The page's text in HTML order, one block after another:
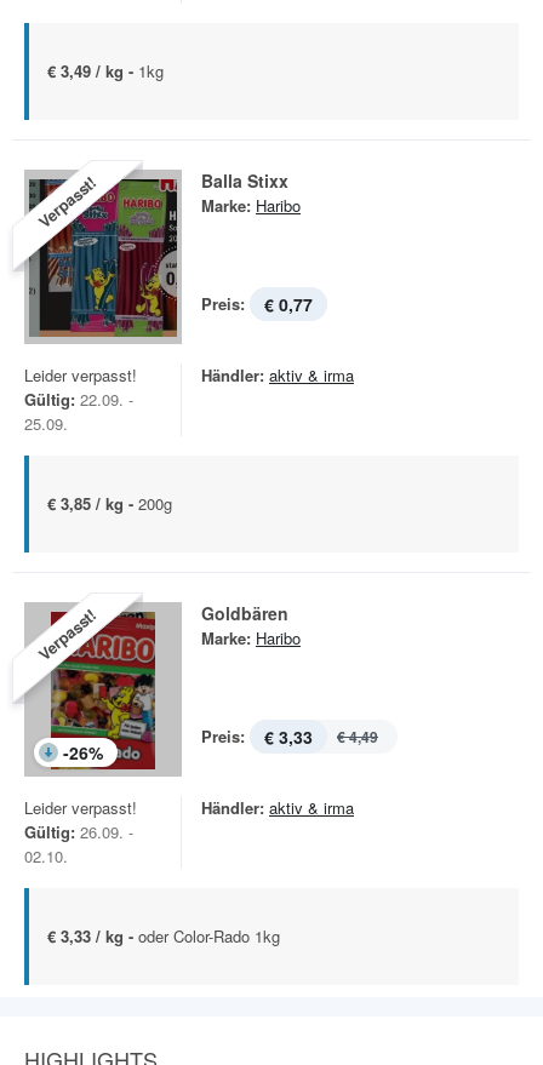
€ 3,49 / kg - 1kg
Verpasst! Balla Stixx
Marke: Haribo
Preis: € 0,77
Leider verpasst!
Gültig: 22.09. -
25.09.
Händler: aktiv & irma
€ 3,85 / kg - 200g
Verpasst!
-26%
Goldbären
Marke: Haribo
Preis: € 3,33 € 4,49
Leider verpasst!
Gültig: 26.09. -
02.10.
Händler: aktiv & irma
€ 3,33 / kg - oder Color-Rado 1kg